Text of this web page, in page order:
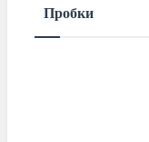
Пробки